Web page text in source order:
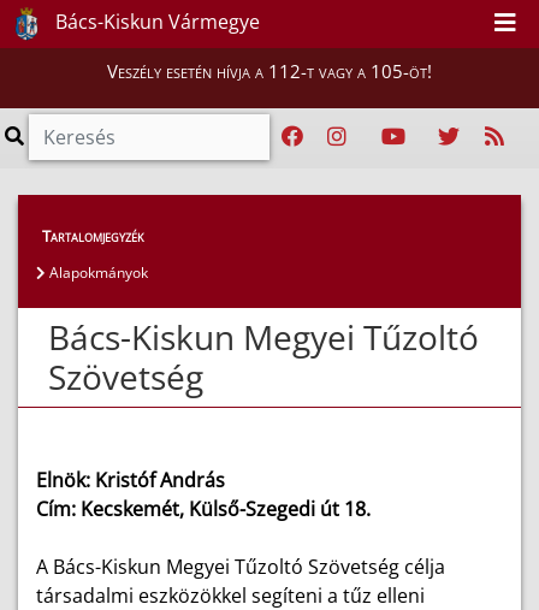
Bács-Kiskun Vármegye
Veszély esetén hívja a 112-t vagy a 105-öt!
Magunkról
Bács-Kiskun Megyei Tűzoltó Szövetség
Tartalomjegyzék
Alapokmányok
Bács-Kiskun Megyei Tűzoltó
Szövetség
Elnök: Kristóf András
Cím: Kecskemét, Külső-Szegedi út 18.
A Bács-Kiskun Megyei Tűzoltó Szövetség célja
társadalmi eszközökkel segíteni a tűz elleni